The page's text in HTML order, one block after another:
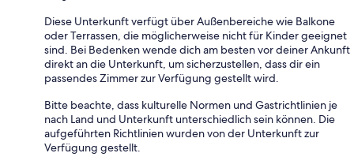
Diese Unterkunft verfügt über Außenbereiche wie Balkone
oder Terrassen, die möglicherweise nicht für Kinder geeignet
sind. Bei Bedenken wende dich am besten vor deiner Ankunft
direkt an die Unterkunft, um sicherzustellen, dass dir ein
passendes Zimmer zur Verfügung gestellt wird.
Bitte beachte, dass kulturelle Normen und Gastrichtlinien je
nach Land und Unterkunft unterschiedlich sein können. Die
aufgeführten Richtlinien wurden von der Unterkunft zur
Verfügung gestellt.